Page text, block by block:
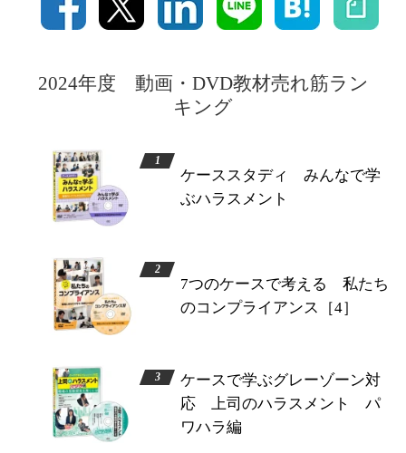
2024年度 動画・DVD教材売れ筋ラン
キング
ケーススタディ みんなで学
ぶハラスメント
7つのケースで考える 私たち
のコンプライアンス［4］
ケースで学ぶグレーゾーン対
応 上司のハラスメント パ
ワハラ編